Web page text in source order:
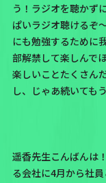
う！ラジオを聴かず
ぱいラジオ聴けるぞ
にも勉強するために
部解禁して楽しんで
楽しいことたくさん
し、じゃあ続いても
遥香先生こんばんは
る会社に4月から社